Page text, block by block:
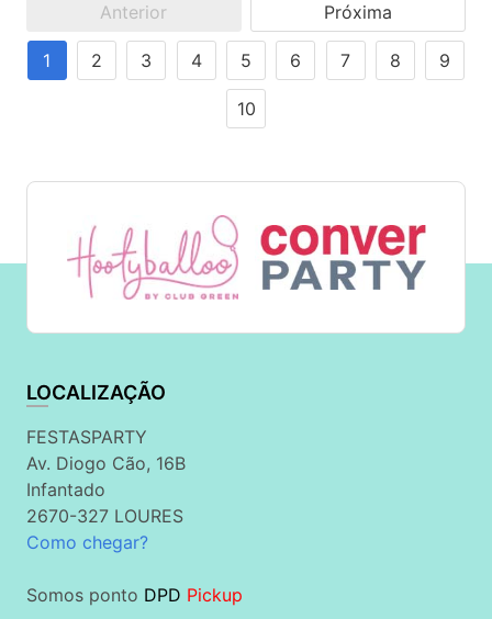
Anterior Próxima
1 2 3 4 5 6 7 8 9
10
LOCALIZAÇÃO
FESTASPARTY
Av. Diogo Cão, 16B
Infantado
2670-327 LOURES
Como chegar?
Somos ponto DPD Pickup